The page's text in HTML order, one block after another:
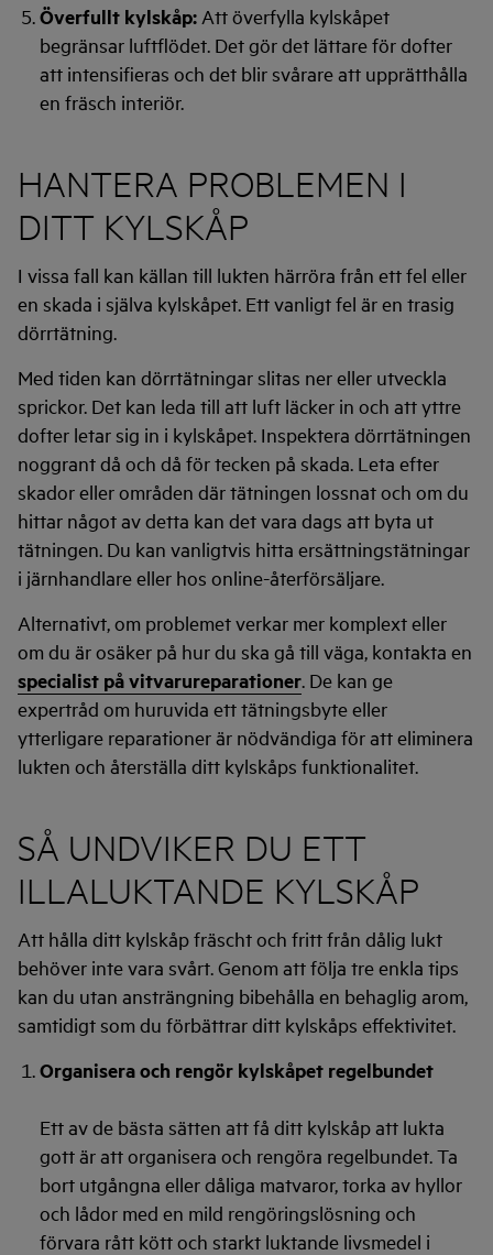
Överfullt kylskåp: Att överfylla kylskåpet
begränsar luftflödet. Det gör det lättare för dofter
att intensifieras och det blir svårare att upprätthålla
en fräsch interiör.
HANTERA PROBLEMEN I
DITT KYLSKÅP
I vissa fall kan källan till lukten härröra från ett fel eller
en skada i själva kylskåpet. Ett vanligt fel är en trasig
dörrtätning.
Med tiden kan dörrtätningar slitas ner eller utveckla
sprickor. Det kan leda till att luft läcker in och att yttre
dofter letar sig in i kylskåpet. Inspektera dörrtätningen
noggrant då och då för tecken på skada. Leta efter
skador eller områden där tätningen lossnat och om du
hittar något av detta kan det vara dags att byta ut
tätningen. Du kan vanligtvis hitta ersättningstätningar
i järnhandlare eller hos online-återförsäljare.
Alternativt, om problemet verkar mer komplext eller
om du är osäker på hur du ska gå till väga, kontakta en
specialist på vitvarureparationer. De kan ge
expertråd om huruvida ett tätningsbyte eller
ytterligare reparationer är nödvändiga för att eliminera
lukten och återställa ditt kylskåps funktionalitet.
SÅ UNDVIKER DU ETT
ILLALUKTANDE KYLSKÅP
Att hålla ditt kylskåp fräscht och fritt från dålig lukt
behöver inte vara svårt. Genom att följa tre enkla tips
kan du utan ansträngning bibehålla en behaglig arom,
samtidigt som du förbättrar ditt kylskåps effektivitet.
Organisera och rengör kylskåpet regelbundet
Ett av de bästa sätten att få ditt kylskåp att lukta
gott är att organisera och rengöra regelbundet. Ta
bort utgångna eller dåliga matvaror, torka av hyllor
och lådor med en mild rengöringslösning och
förvara rått kött och starkt luktande livsmedel i